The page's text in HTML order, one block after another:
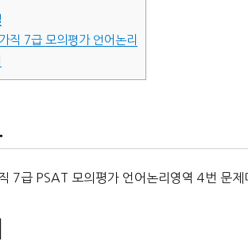
직 7급 모의평가 언어논리
7급 PSAT 모의평가 언어논리영역 4번 문제